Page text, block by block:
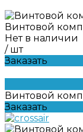
Винтовой
Нет в наличии
/ шт
Заказать
Винтовой
Заказать